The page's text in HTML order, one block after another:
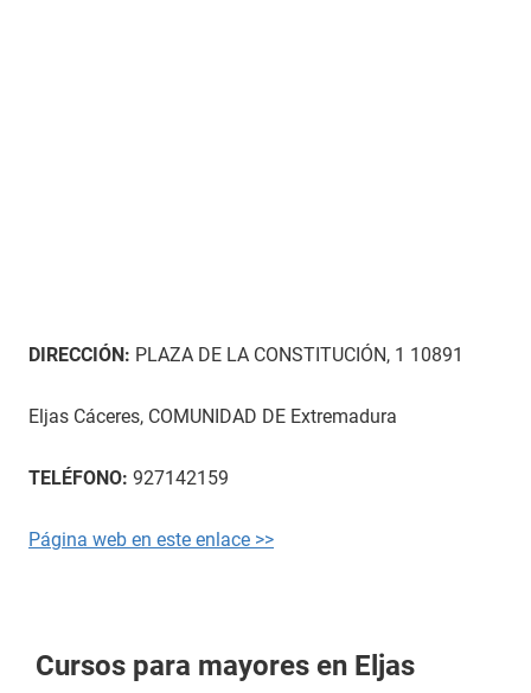
DIRECCIÓN: PLAZA DE LA CONSTITUCIÓN, 1 10891
Eljas Cáceres, COMUNIDAD DE Extremadura
TELÉFONO: 927142159
Página web en este enlace >>
Cursos para mayores en Eljas